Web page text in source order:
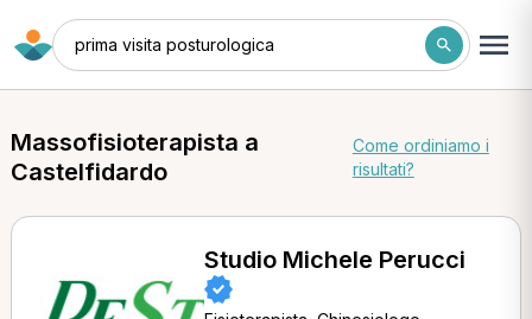
prima visita posturologica
Massofisioterapista a
Castelfidardo
Come ordiniamo i
risultati?
Studio Michele Perucci